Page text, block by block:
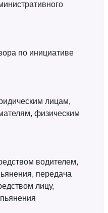
по инициативе
лицам,
физическим
водителем,
передача
лицу,